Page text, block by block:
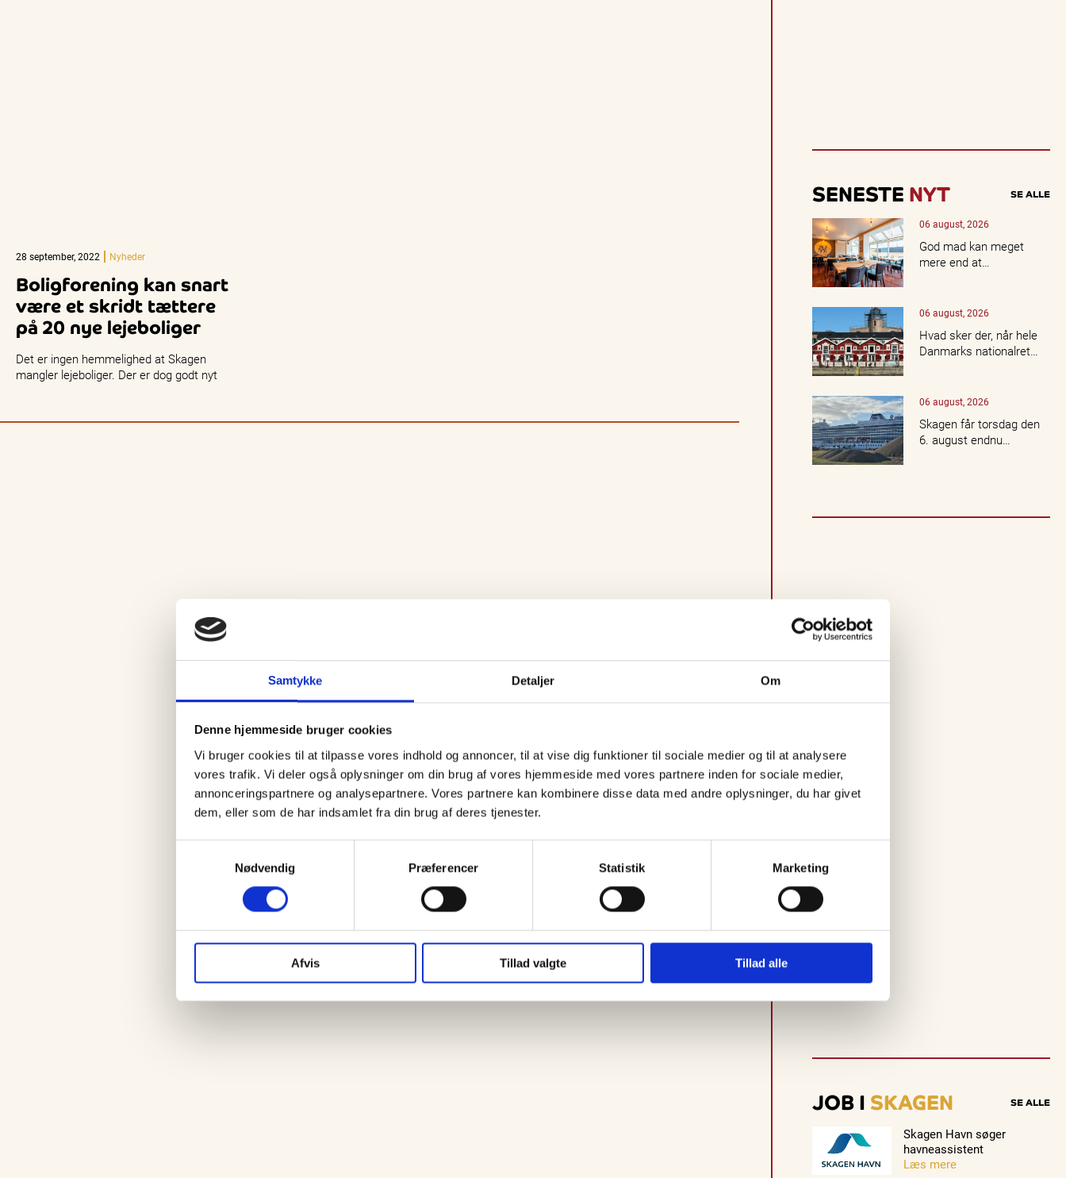
Samtykke Detaljer Om
Denne hjemmeside bruger cookies
Vi bruger cookies til at tilpasse vores indhold og annoncer, til at vise dig funktioner til sociale medier og til at analysere
vores trafik. Vi deler også oplysninger om din brug af vores hjemmeside med vores partnere inden for sociale medier,
annonceringspartnere og analysepartnere. Vores partnere kan kombinere disse data med andre oplysninger, du har givet
dem, eller som de har indsamlet fra din brug af deres tjenester.
Nødvendig
Præferencer Statistik Marketing
Afvis Tillad valgte Tillad alle
28 september, 2022 Nyheder
Boligforening kan snart
være et skridt tættere
på 20 nye lejeboliger
Det er ingen hemmelighed at Skagen
mangler lejeboliger. Der er dog godt nyt
SENESTE NYT SE ALLE
06 august, 2026
God mad kan meget
mere end at…
06 august, 2026
Hvad sker der, når hele
Danmarks nationalret…
06 august, 2026
Skagen får torsdag den
6. august endnu…
JOB I SKAGEN SE ALLE
Skagen Havn søger
havneassistent
Læs mere